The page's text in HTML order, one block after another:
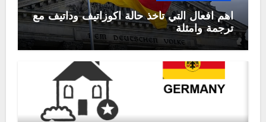
اهم افعال التي تأخذ حالة اكوزاتيف وداتيف مع
ترجمة وامثلة